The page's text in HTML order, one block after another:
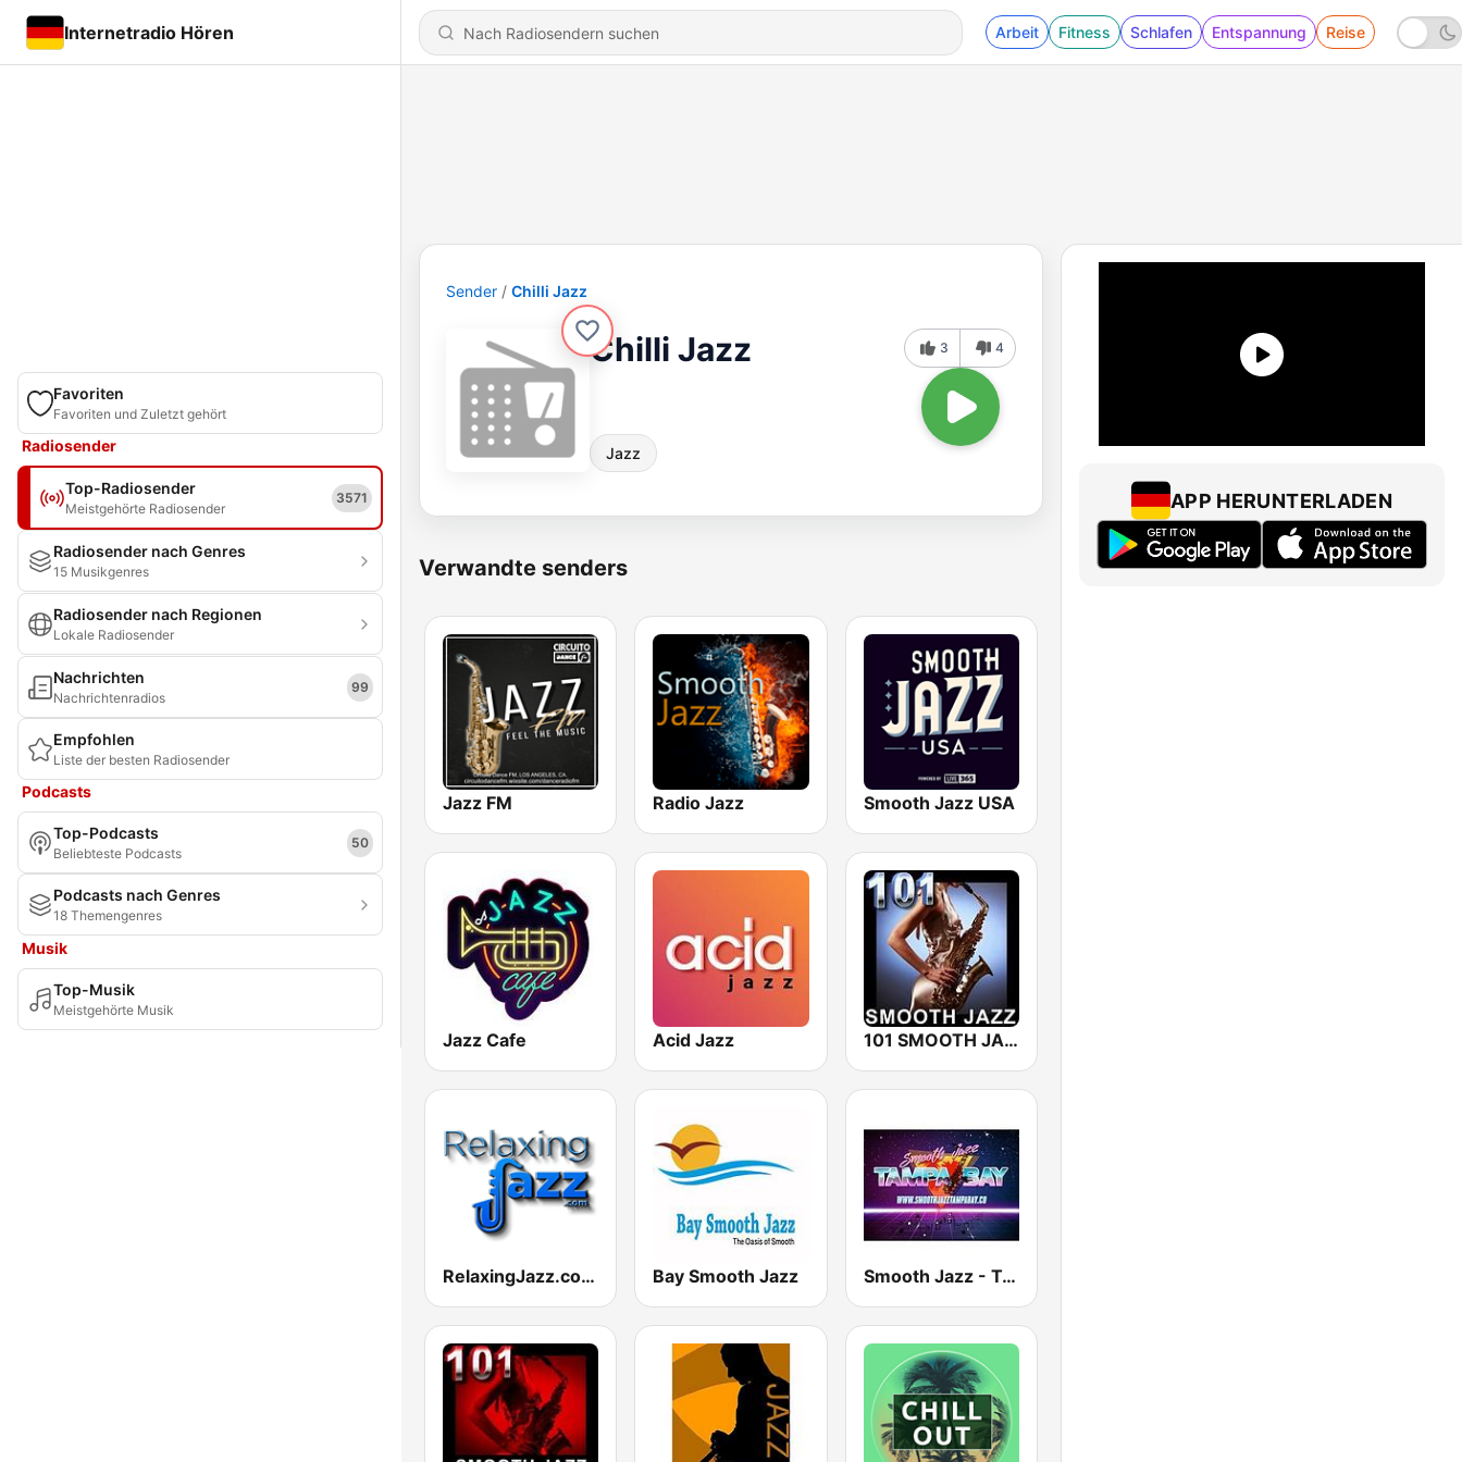
Internetradio Hören Arbeit Fitness Schlafen Entspannung Reise
Favoriten
Favoriten und Zuletzt gehört
Radiosender
Top-Radiosender
Meistgehörte Radiosender
3571
Radiosender nach Genres
15 Musikgenres
Radiosender nach Regionen
Lokale Radiosender
Nachrichten
Nachrichtenradios
99
Empfohlen
Liste der besten Radiosender
Podcasts
Top-Podcasts
Beliebteste Podcasts
50
Podcasts nach Genres
18 Themengenres
Musik
Top-Musik
Meistgehörte Musik
Sender Chilli Jazz
Chilli Jazz
Jazz
3 4
Verwandte senders
Jazz FM Radio Jazz Smooth Jazz USA
Jazz Cafe Acid Jazz 101 SMOOTH JAZZ
RelaxingJazz.com - Smooth Jazz Bay Smooth Jazz Smooth Jazz - Tampa Bay
APP HERUNTERLADEN